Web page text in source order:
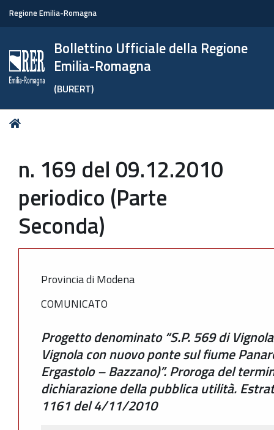
Regione Emilia-Romagna
Bollettino Ufficiale della Regione
Emilia-Romagna
(BURERT)
Tu
n. 169 del 09.12.2010
periodico (Parte
Seconda)
Provincia di Modena
COMUNICATO
Progetto denominato “S.P. 569 di
Vignola con nuovo ponte sul fiume
Ergastolo – Bazzano)”. Proroga del
dichiarazione della pubblica utilità.
1161 del 4/11/2010